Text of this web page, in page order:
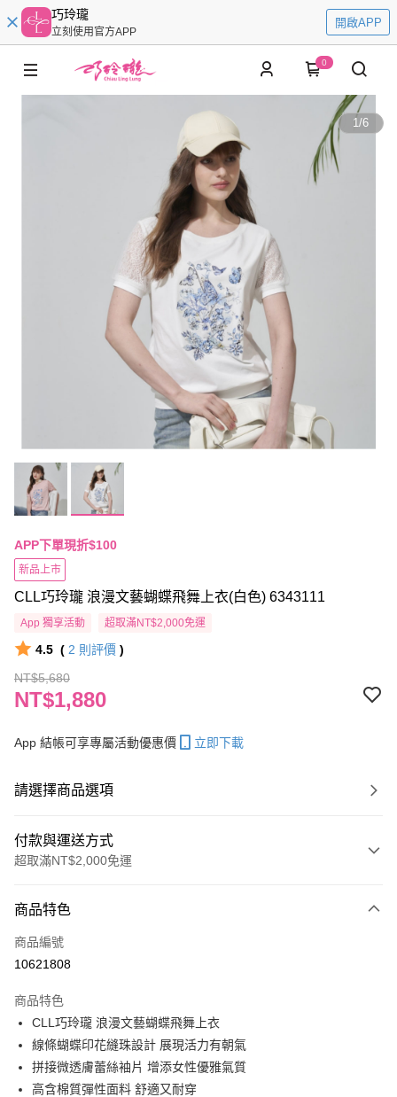
巧玲瓏
立刻使用官方APP
開啟APP
0
1/6
APP下單現折$100
新品上市
CLL巧玲瓏 浪漫文藝蝴蝶飛舞上衣(白色) 6343111
App 獨享活動 超取滿NT$2,000免運
4.5 ( 2 則評價 )
NT$5,680
NT$1,880
App 結帳可享專屬活動優惠價 立即下載
請選擇商品選項
付款與運送方式
超取滿NT$2,000免運
信用卡一次付款
信用卡分期付款
合作金庫商業銀行
華南商業銀行
彰化商業銀行
上海商業儲蓄銀行
台北富邦商業銀行
國泰世華商業銀行
兆豐國際商業銀行
臺灣中小企業銀行
超商取貨付款
LINE Pay
Apple Pay
商品特色
商品編號
10621808
商品特色
CLL巧玲瓏 浪漫文藝蝴蝶飛舞上衣
線條蝴蝶印花縫珠設計 展現活力有朝氣
拼接微透膚蕾絲袖片 增添女性優雅氣質
高含棉質彈性面料 舒適又耐穿